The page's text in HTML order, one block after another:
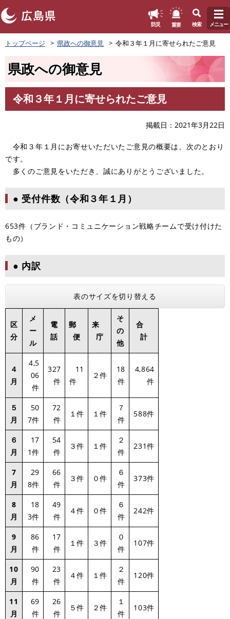
ペ
ー
頭
す
防災 重要 検索 メニュー
トップページ 県政への御意見 令和３年１月に寄せられたご意見
県政への御意見
文
令和３年１月に寄せられたご意見
掲載日 2021年3月22日
令和３年１月にお寄せいただいたご意見の概要は、次のとおり
です。
多くのご意見をいただき、誠にありがとうございました。
● 受付件数（令和３年１月）
653件（ブランド・コミュニケーション戦略チームで受け付けた
もの）
● 内訳
表のサイズを切り替える
区
分
メ
ー
ル
電
話
郵
便
来
庁
そ
の
他
合
計
４
月
4,5
06
件
327
件
11
件
２件
18
件
4,864
件
５
月
50
7件
72
件
１件 １件
７
件
588件
６
月
17
1件
54
件
３件 １件
２
件
231件
7
月
29
8件
66
件
３件 ０件
６
件
373件
8
月
18
3件
49
件
４件 ０件
６
件
242件
9
月
86
件
17
件
１件 ３件
０
件
107件
10
月
90
件
23
件
４件 １件
２
件
120件
11
月
69
件
26
件
５件 ２件
１
件
103件